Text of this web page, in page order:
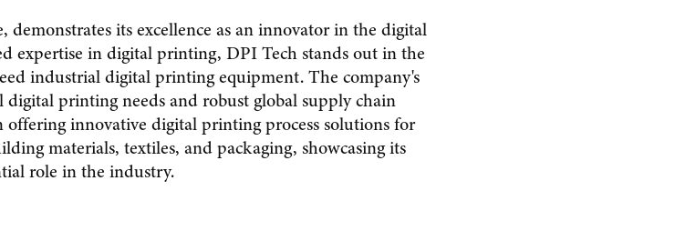
its excellence as an innovator in the digital
expertise in digital printing, DPI Tech stands out in the
industrial digital printing equipment. The company's
printing needs and robust global supply chain
innovative digital printing process solutions for
materials, textiles, and packaging, showcasing its
role in the industry.